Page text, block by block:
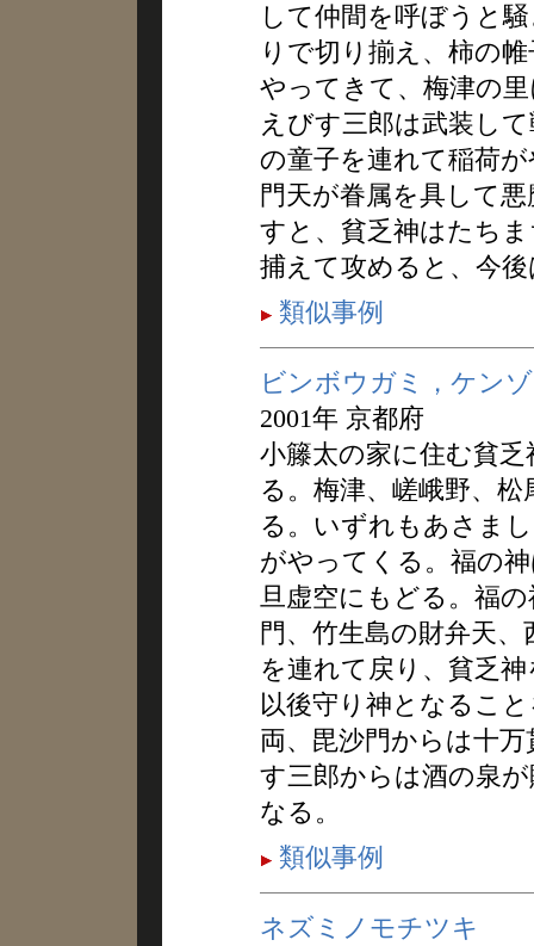
して仲間を呼ぼうと
りで切り揃え、柿の
やってきて、梅津の
えびす三郎は武装し
の童子を連れて稲荷
門天が眷属を具して
すと、貧乏神はたち
捕えて攻めると、今
類似事例
ビンボウガミ，ケン
2001年 京都府
小籐太の家に住む貧
る。梅津、嵯峨野、
る。いずれもあさま
がやってくる。福の
旦虚空にもどる。福
門、竹生島の財弁天
を連れて戻り、貧乏
以後守り神となるこ
両、毘沙門からは十
す三郎からは酒の泉
なる。
類似事例
ネズミノモチツキ